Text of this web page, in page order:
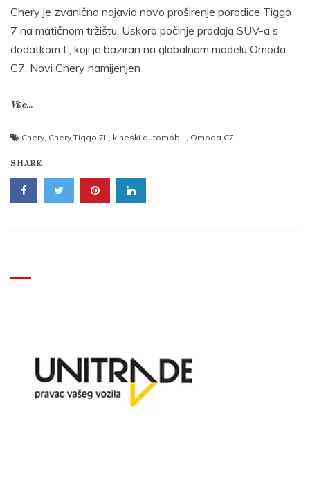
Chery je zvanično najavio novo proširenje porodice Tiggo
7 na matičnom tržištu. Uskoro počinje prodaja SUV-a s
dodatkom L, koji je baziran na globalnom modelu Omoda
C7. Novi Chery namijenjen
Više...
Chery, Chery Tiggo 7L, kineski automobili, Omoda C7
SHARE